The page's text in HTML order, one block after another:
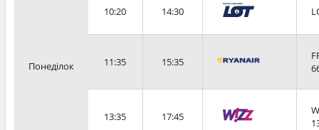
Понеділок
10:20 14:30
11:35 15:35
13:35 17:45